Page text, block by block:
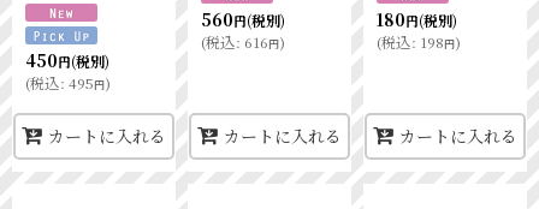
450円(税別)
(税込: 495円)
カートに入れる
560円(税別)
(税込: 616円)
カートに入れる
180円(税別)
(税込: 198円)
カートに入れる